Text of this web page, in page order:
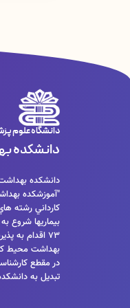
دانشگاه علوم
دانشکده
"آموزشكده
كارداني رشته
بيماريها شروع
73 اقدام به
در مقطع
تبديل به